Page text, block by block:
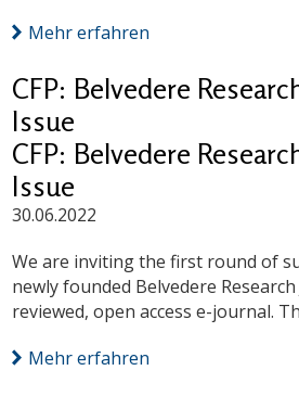
Mehr erfahren
CFP: Belvedere
Issue
CFP: Belvedere
Issue
30.06.2022
We are inviting the first round of
newly founded Belvedere
reviewed, open access e-journal.
Mehr erfahren